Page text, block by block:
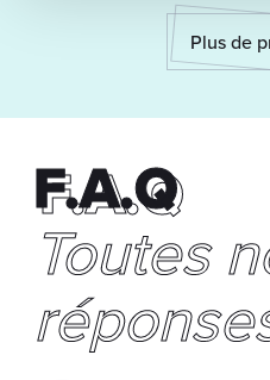
Plus de
F.A.Q
F.A.Q
Toutes|
Quels types